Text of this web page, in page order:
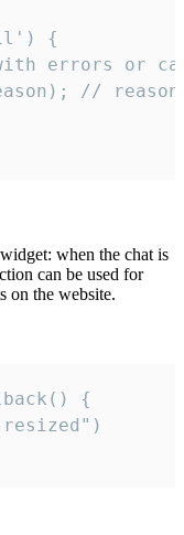
{
errors or
//
when the chat is
can be used for
on the website.
{